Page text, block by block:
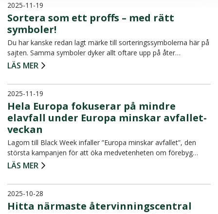
2025-11-19
Sortera som ett proffs – med rätt
symboler!
Du har kanske redan lagt märke till sorteringssymbolerna här på
sajten. Samma symboler dyker allt oftare upp på åter…
LÄS MER
2025-11-19
Hela Europa fokuserar på mindre
elavfall under Europa minskar avfallet-
veckan
Lagom till Black Week infaller ”Europa minskar avfallet”, den
största kampanjen för att öka medvetenheten om förebyg…
LÄS MER
2025-10-28
Hitta närmaste återvinningscentral